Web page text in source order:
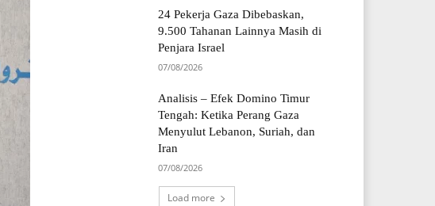
24 Pekerja Gaza Dibebaskan,
9.500 Tahanan Lainnya Masih di
Penjara Israel
07/08/2026
Analisis – Efek Domino Timur
Tengah: Ketika Perang Gaza
Menyulut Lebanon, Suriah, dan
Iran
07/08/2026
Load more